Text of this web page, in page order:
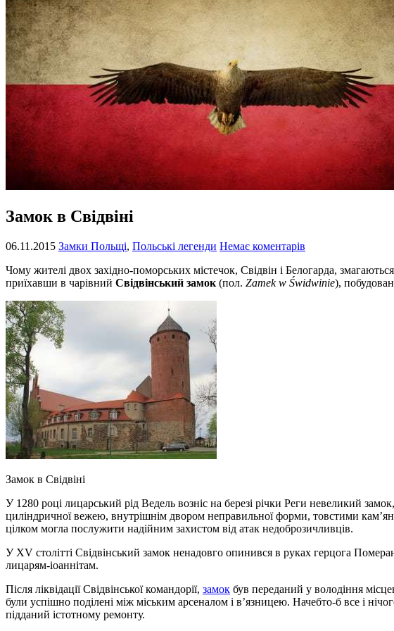
Замок в Свідвіні
06.11.2015 Замки Польщі, Польські легенди Немає коментарів
Чому жителі двох західно-поморських містечок, Свідвін і Белогарда,
приїхавши в чарівний Свідвінський замок (пол. Zamek w Świdwinie),
Замок в Свідвіні
У 1280 році лицарський рід Ведель возніс на березі річки Реги невеликий
циліндричної вежею, внутрішнім двором неправильної форми, товстими
цілком могла послужити надійним захистом від атак недоброзичливців.
У XV столітті Свідвінський замок ненадовго опинився в руках герцога
лицарям-іоаннітам.
Після ліквідації Свідвінської командорії, замок був переданий у володіння
були успішно поділені між міським арсеналом і в’язницею. Начебто-б все і
підданий істотному ремонту.